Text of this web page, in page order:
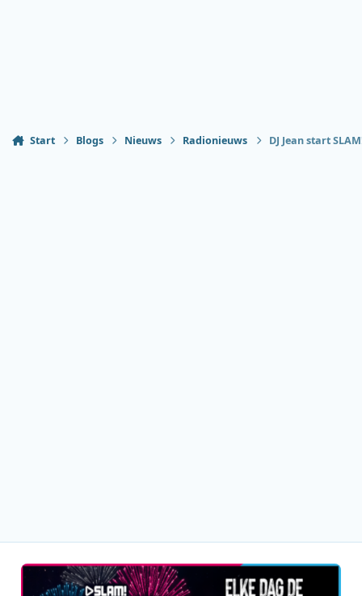
Start Blogs Nieuws Radionieuws DJ Jean start